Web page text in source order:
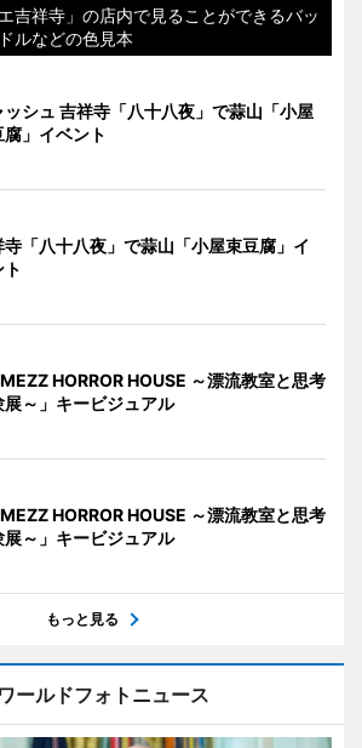
吉祥寺」の店内で見ることができるバッ
ルなどの色見本
ッシュ 吉祥寺「八十八夜」で蒜山「小屋
腐」イベント
寺「八十八夜」で蒜山「小屋束豆腐」イ
HORROR HOUSE ～漂流教室と思考
展～」キービジュアル
HORROR HOUSE ～漂流教室と思考
展～」キービジュアル
もっと見る
ワールドフォトニュース